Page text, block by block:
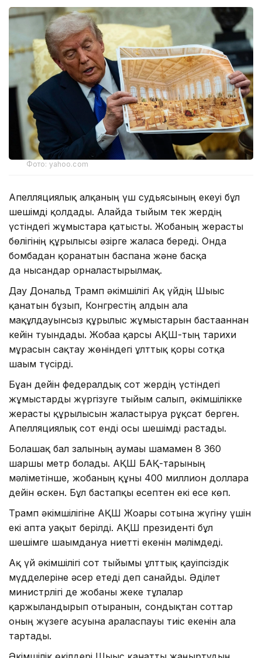
Фото: yahoo.com
Апелляциялық алқаның үш судьясының екеуі бұл
шешімді қолдады. Алайда тыйым тек жердің
үстіндегі жұмыстарға қатысты. Жобаның жерасты
бөлігінің құрылысы әзірге жалғаса береді. Онда
бомбадан қорғанатын баспана және басқа
да нысандар орналастырылмақ.
Дау Дональд Трамп әкімшілігі Ақ үйдің Шығыс
қанатын бұзып, Конгрестің алдын ала
мақұлдауынсыз құрылыс жұмыстарын бастағаннан
кейін туындады. Жобаға қарсы АҚШ-тың тарихи
мұрасын сақтау жөніндегі ұлттық қоры сотқа
шағым түсірді.
Бұған дейін федералдық сот жердің үстіндегі
жұмыстарды жүргізуге тыйым салып, әкімшілікке
жерасты құрылысын жалғастыруға рұқсат берген.
Апелляциялық сот енді осы шешімді растады.
Болашақ бал залының аумағы шамамен 8 360
шаршы метр болады. АҚШ БАҚ-тарының
мәліметінше, жобаның құны 400 миллион долларға
дейін өскен. Бұл бастапқы есептен екі есе көп.
Трамп әкімшілігіне АҚШ Жоғарғы сотына жүгіну үшін
екі апта уақыт берілді. АҚШ президенті бұл
шешімге шағымдануға ниетті екенін мәлімдеді.
Ақ үй әкімшілігі сот тыйымы ұлттық қауіпсіздік
мүдделеріне әсер етеді деп санайды. Әділет
министрлігі де жобаны жеке тұлғалар
қаржыландырып отырғанын, сондықтан соттар
оның жүзеге асуына араласпауы тиіс екенін алға
тартады.